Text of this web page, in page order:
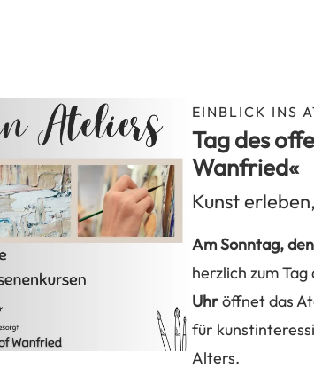
EINBLICK INS
Tag des
Wanfried«
Kunst
Am Sonntag,
herzlich zum
Uhröffnet das
für
Alters.